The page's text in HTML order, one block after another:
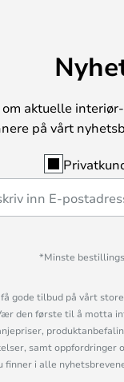
aktuelle
på vårt
*Minste
gode tilbud på vårt
den første til å motta
samt oppfordringer
finner i alle